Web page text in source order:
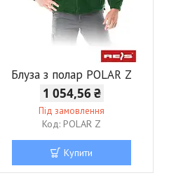
Блуза з полар POLAR Z
1 054,56 ₴
Під замовлення
POLAR Z
Купити